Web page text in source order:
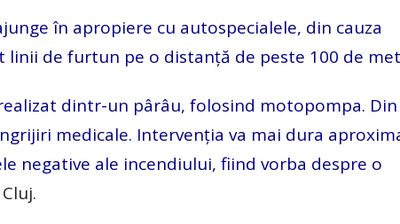
în apropiere cu autospecialele, din cauza
de furtun pe o distanță de peste 100 de
dintr-un pârâu, folosind motopompa. Din
medicale. Intervenția va mai dura
negative ale incendiului, fiind vorba despre o